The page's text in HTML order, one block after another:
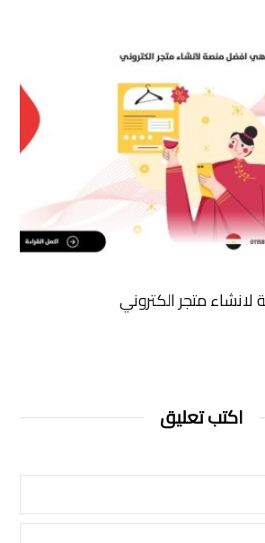
متجر الكتروني
اكتب تعليق